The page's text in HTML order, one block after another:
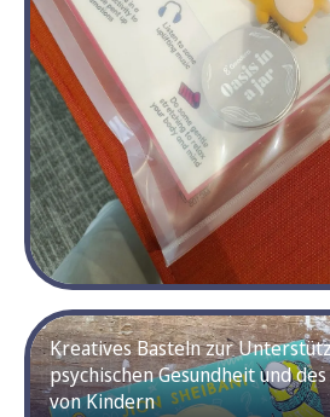
Kreatives Basteln zur
psychischen Gesundheit und
von Kindern